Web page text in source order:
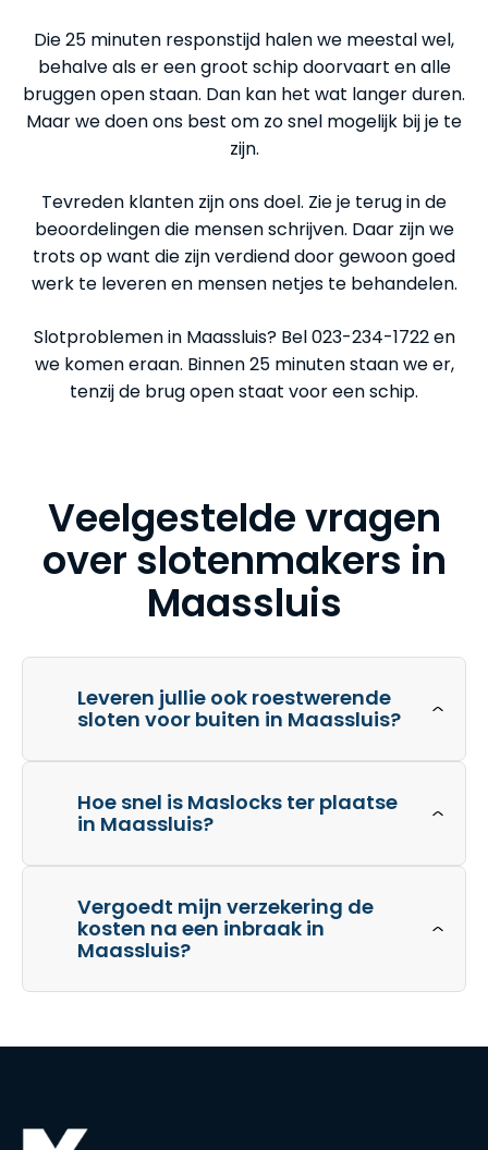
Die 25 minuten responstijd halen we meestal wel,
behalve als er een groot schip doorvaart en alle
bruggen open staan. Dan kan het wat langer duren.
Maar we doen ons best om zo snel mogelijk bij je te
zijn.
Tevreden klanten zijn ons doel. Zie je terug in de
beoordelingen die mensen schrijven. Daar zijn we
trots op want die zijn verdiend door gewoon goed
werk te leveren en mensen netjes te behandelen.
Slotproblemen in Maassluis? Bel 023-234-1722 en
we komen eraan. Binnen 25 minuten staan we er,
tenzij de brug open staat voor een schip.
Veelgestelde vragen
over slotenmakers in
Maassluis
Leveren jullie ook roestwerende
sloten voor buiten in Maassluis?
Hoe snel is Maslocks ter plaatse
in Maassluis?
Vergoedt mijn verzekering de
kosten na een inbraak in
Maassluis?